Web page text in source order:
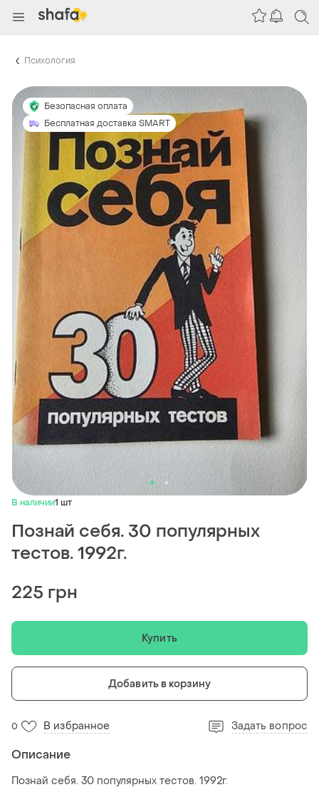
Психология
Безопасная оплата
Бесплатная доставка SMART
В наличии1 шт
Познай себя. 30 популярных
тестов. 1992г.
225 грн
Купить
Добавить в корзину
0 В избранное Задать вопрос
Описание
Познай себя. 30 популярных тестов. 1992г.